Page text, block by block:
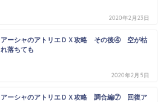
2020年2月23日
アーシャのアトリエＤＸ攻略 その後④ 空が枯
れ落ちても
2020年2月5日
アーシャのアトリエＤＸ攻略 調合編⑦ 回復ア